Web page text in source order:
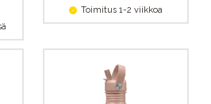
Toimitus 1-2 viikkoa